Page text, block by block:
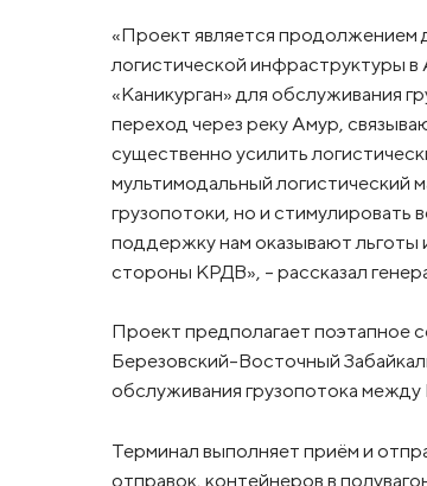
«Проект является продолжением
логистической инфраструктуры
«Каникурган» для обслуживания
переход через реку Амур,
существенно усилить
мультимодальный
грузопотоки, но и стимулировать
поддержку нам оказывают
стороны КРДВ», - рассказал
Проект предполагает поэтапное
Березовский-Восточный
обслуживания грузопотока
Терминал выполняет приём и
отправок, контейнеров в